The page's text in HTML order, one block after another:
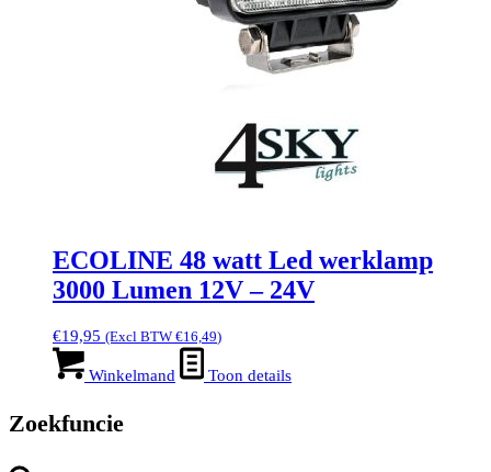
ECOLINE 48 watt Led werklamp
3000 Lumen 12V – 24V
€19,95 (Excl BTW €16,49)
Winkelmand Toon details
Zoekfuncie